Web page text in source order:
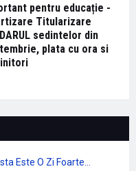
pentru educație -
Titularizare
sedintelor din
plata cu ora si
Este O Zi Foarte...